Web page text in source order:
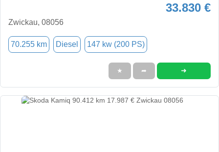
33.830 €
Zwickau, 08056
70.255 km Diesel 147 kw (200 PS)
★ ➦ ➜